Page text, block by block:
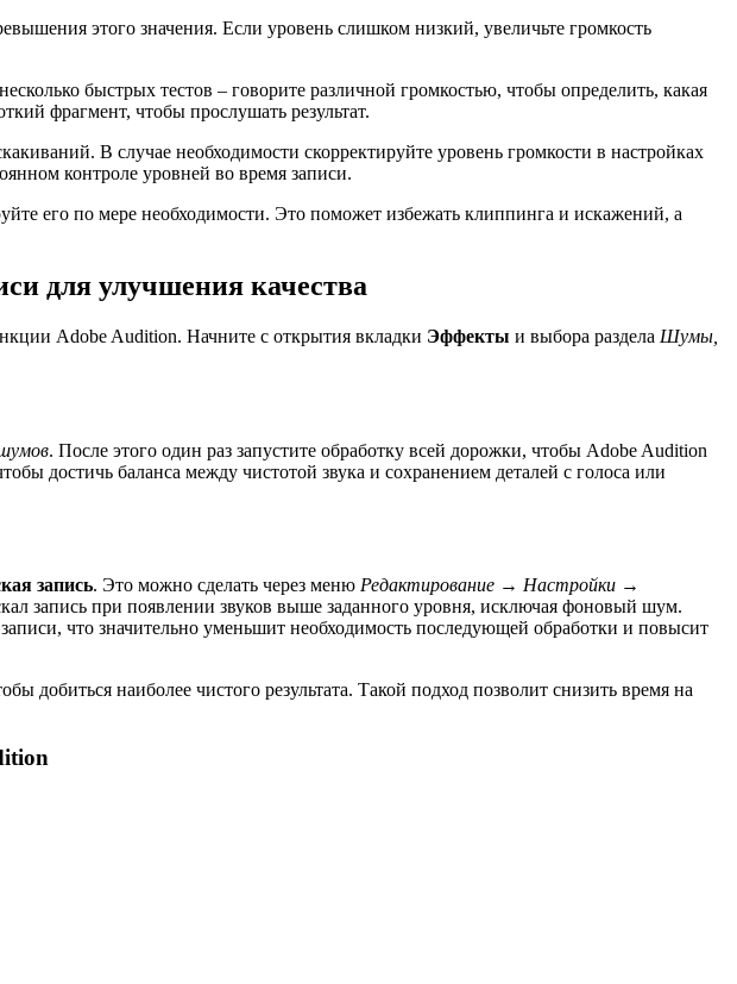
этого значения. Если уровень слишком низкий, увеличьте громкость
быстрых тестов – говорите различной громкостью, чтобы определить, какая
фрагмент, чтобы прослушать результат.
В случае необходимости скорректируйте уровень громкости в настройках
контроле уровней во время записи.
его по мере необходимости. Это поможет избежать клиппинга и искажений, а
для улучшения качества
Adobe Audition. Начните с открытия вкладки Эффекты и выбора раздела Шумы,
. После этого один раз запустите обработку всей дорожки, чтобы Adobe Audition
достичь баланса между чистотой звука и сохранением деталей с голоса или
запись. Это можно сделать через меню Редактирование → Настройки →
запись при появлении звуков выше заданного уровня, исключая фоновый шум.
что значительно уменьшит необходимость последующей обработки и повысит
добиться наиболее чистого результата. Такой подход позволит снизить время на